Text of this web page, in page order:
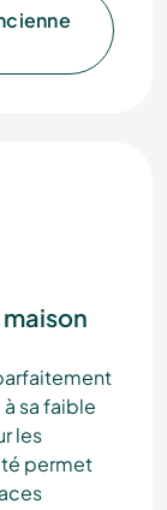
sa faible
les
permet